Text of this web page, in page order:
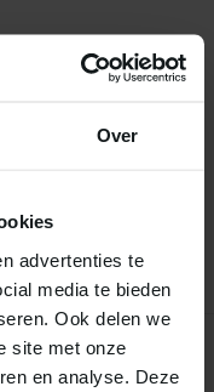
Over
advertenties te
media te bieden
Ook delen we
site met onze
en analyse. Deze